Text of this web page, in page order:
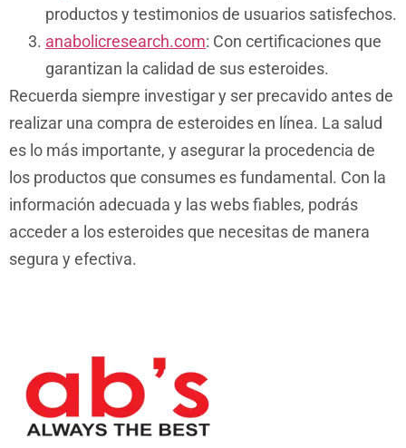
productos y testimonios de usuarios satisfechos.
anabolicresearch.com: Con certificaciones que
garantizan la calidad de sus esteroides.
Recuerda siempre investigar y ser precavido antes de
realizar una compra de esteroides en línea. La salud
es lo más importante, y asegurar la procedencia de
los productos que consumes es fundamental. Con la
información adecuada y las webs fiables, podrás
acceder a los esteroides que necesitas de manera
segura y efectiva.